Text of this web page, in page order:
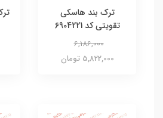
ترک بند هاسکی
تقویتی کد 6904221
6,186,000
5,822,000 تومان